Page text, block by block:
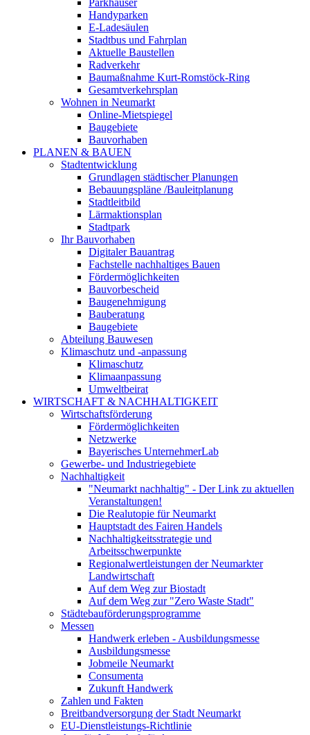
Parkhäuser
Handyparken
E-Ladesäulen
Stadtbus und Fahrplan
Aktuelle Baustellen
Radverkehr
Baumaßnahme Kurt-Romstöck-Ring
Gesamtverkehrsplan
Wohnen in Neumarkt
Online-Mietspiegel
Baugebiete
Bauvorhaben
PLANEN & BAUEN
Stadtentwicklung
Grundlagen städtischer Planungen
Bebauungspläne /Bauleitplanung
Stadtleitbild
Lärmaktionsplan
Stadtpark
Ihr Bauvorhaben
Digitaler Bauantrag
Fachstelle nachhaltiges Bauen
Fördermöglichkeiten
Bauvorbescheid
Baugenehmigung
Bauberatung
Baugebiete
Abteilung Bauwesen
Klimaschutz und -anpassung
Klimaschutz
Klimaanpassung
Umweltbeirat
WIRTSCHAFT & NACHHALTIGKEIT
Wirtschaftsförderung
Fördermöglichkeiten
Netzwerke
Bayerisches UnternehmerLab
Gewerbe- und Industriegebiete
Nachhaltigkeit
"Neumarkt nachhaltig" - Der Link zu aktuellen
Veranstaltungen!
Die Realutopie für Neumarkt
Hauptstadt des Fairen Handels
Nachhaltigkeitsstrategie und
Arbeitsschwerpunkte
Regionalwertleistungen der Neumarkter
Landwirtschaft
Auf dem Weg zur Biostadt
Auf dem Weg zur "Zero Waste Stadt"
Städtebauförderungsprogramme
Messen
Handwerk erleben - Ausbildungsmesse
Ausbildungsmesse
Jobmeile Neumarkt
Consumenta
Zukunft Handwerk
Zahlen und Fakten
Breitbandversorgung der Stadt Neumarkt
EU-Dienstleistungs-Richtlinie